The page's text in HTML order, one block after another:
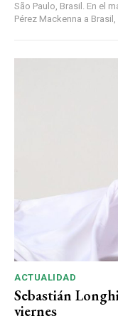
São Paulo, Brasil. En el
Pérez Mackenna a Brasil,
ACTUALIDAD
Sebastián
viernes